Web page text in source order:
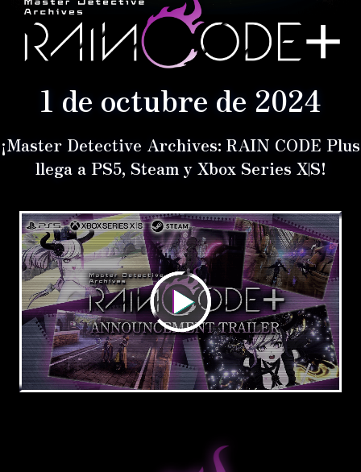
1 de octubre de 2024
¡Master Detective Archives: RAIN CODE Plus
llega a PS5, Steam y Xbox Series X|S!